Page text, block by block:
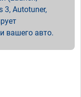
3, Autotuner,
вашего авто.